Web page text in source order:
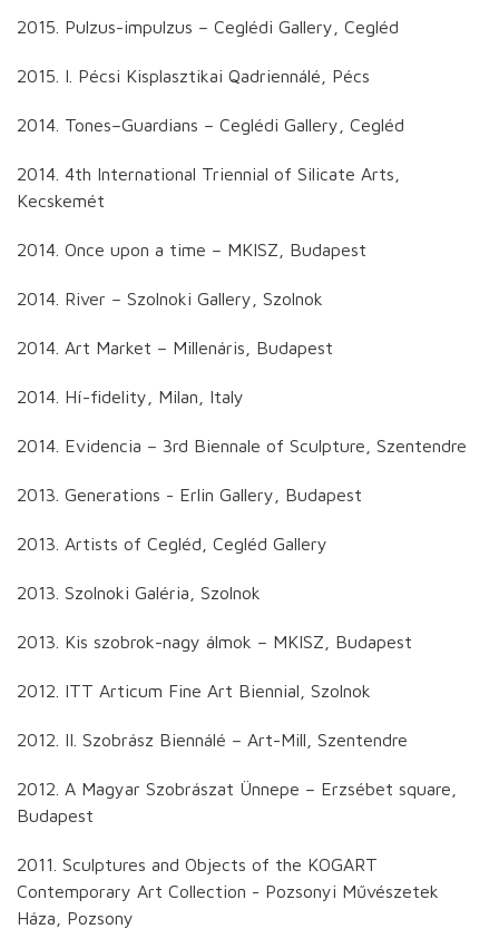
2015. Pulzus-impulzus – Ceglédi Gallery, Cegléd
2015. I. Pécsi Kisplasztikai Qadriennálé, Pécs
2014. Tones–Guardians – Ceglédi Gallery, Cegléd
2014. 4th International Triennial of Silicate Arts,
Kecskemét
2014. Once upon a time – MKISZ, Budapest
2014. River – Szolnoki Gallery, Szolnok
2014. Art Market – Millenáris, Budapest
2014. Hí-fidelity, Milan, Italy
2014. Evidencia – 3rd Biennale of Sculpture, Szentendre
2013. Generations - Erlin Gallery, Budapest
2013. Artists of Cegléd, Cegléd Gallery
2013. Szolnoki Galéria, Szolnok
2013. Kis szobrok-nagy álmok – MKISZ, Budapest
2012. ITT Articum Fine Art Biennial, Szolnok
2012. II. Szobrász Biennálé – Art-Mill, Szentendre
2012. A Magyar Szobrászat Ünnepe – Erzsébet square,
Budapest
2011. Sculptures and Objects of the KOGART
Contemporary Art Collection - Pozsonyi Művészetek
Háza, Pozsony